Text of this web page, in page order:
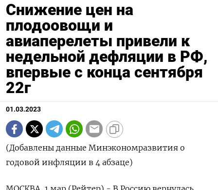
Снижение цен на
плодоовощи и
авиаперелеты привели к
недельной дефляции в РФ,
впервые с конца сентября
22г
01.03.2023
(Добавлены данные Минэкономразвития о
годовой инфляции в 4 абзаце)